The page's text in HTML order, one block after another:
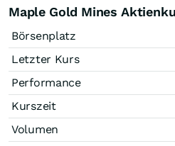
Maple Gold Mines
Börsenplatz
Letzter Kurs
Performance
Kurszeit
Volumen